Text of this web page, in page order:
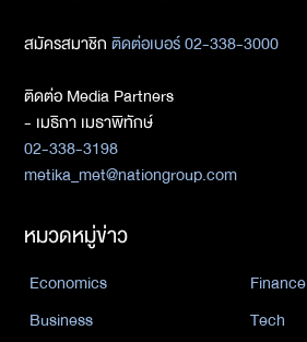
สมัครสมาชิกติดต่อเบอร์ 02-338-3000
ติดต่อ Media Partners
- เมธิกา เมธาพิทักษ์
02-338-3198
metika_met@nationgroup.com
หมวดหมู่ข่าว
Economics
Finance
Business
Tech